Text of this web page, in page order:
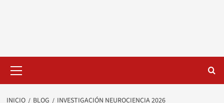
principal
INICIO BLOG INVESTIGACIÓN NEUROCIENCIA 2026